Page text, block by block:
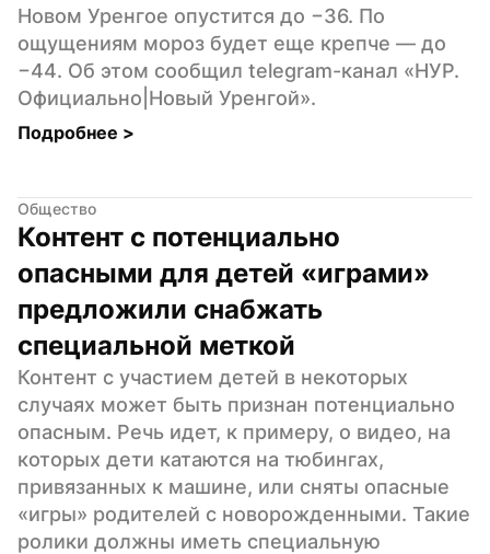
Новом Уренгое опустится до −36. По
ощущениям мороз будет еще крепче — до
−44. Об этом сообщил telegram-канал «НУР.
Официально|Новый Уренгой».
Подробнее >
Общество
Контент с потенциально
опасными для детей «играми»
предложили снабжать
специальной меткой
Контент с участием детей в некоторых
случаях может быть признан потенциально
опасным. Речь идет, к примеру, о видео, на
которых дети катаются на тюбингах,
привязанных к машине, или сняты опасные
«игры» родителей с новорожденными. Такие
ролики должны иметь специальную